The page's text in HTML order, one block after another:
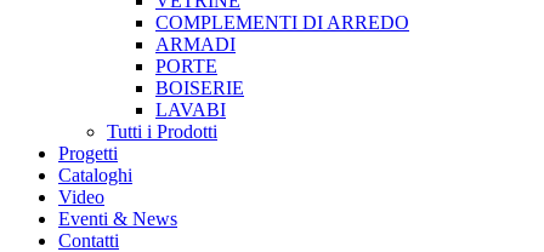
COMPLEMENTI DI ARREDO
ARMADI
PORTE
BOISERIE
LAVABI
Tutti i Prodotti
Progetti
Cataloghi
Video
Eventi & News
Contatti